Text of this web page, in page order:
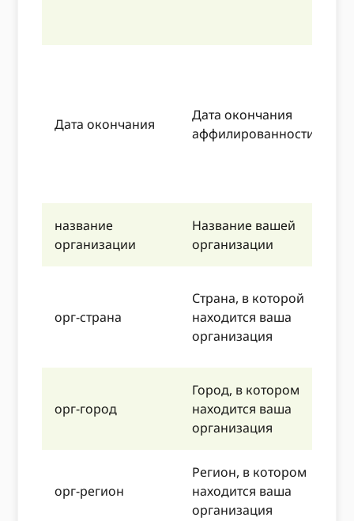
Дата окончания
Дата окончания
аффилированности
название
организации
Название вашей
организации
орг-страна
Страна, в которой
находится ваша
организация
орг-город
Город, в котором
находится ваша
организация
орг-регион
Регион, в котором
находится ваша
организация